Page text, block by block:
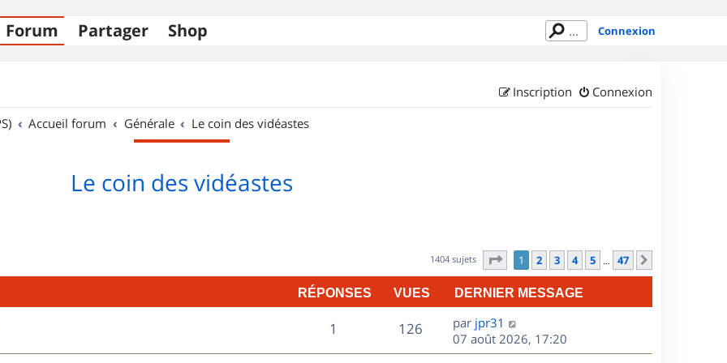
Forum Partager Shop Connexion
Connexion
Inscription
Accueil forum Générale Le coin des vidéastes
Le coin des vidéastes
1404 sujets Page sur47
1 2 3 4 5 … 47
RÉPONSES VUES DERNIER MESSAGE
1
é
126V
u
D
e
r
par jpr31
07 août 2026, 17:20